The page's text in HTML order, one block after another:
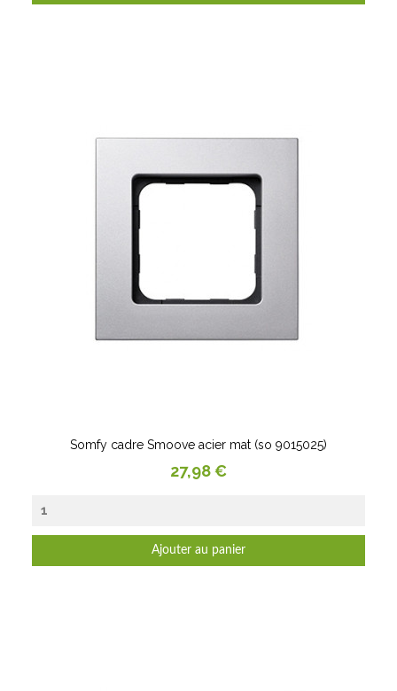
Somfy cadre Smoove acier mat (so 9015025)
Prix
27,98 €
Ajouter au panier